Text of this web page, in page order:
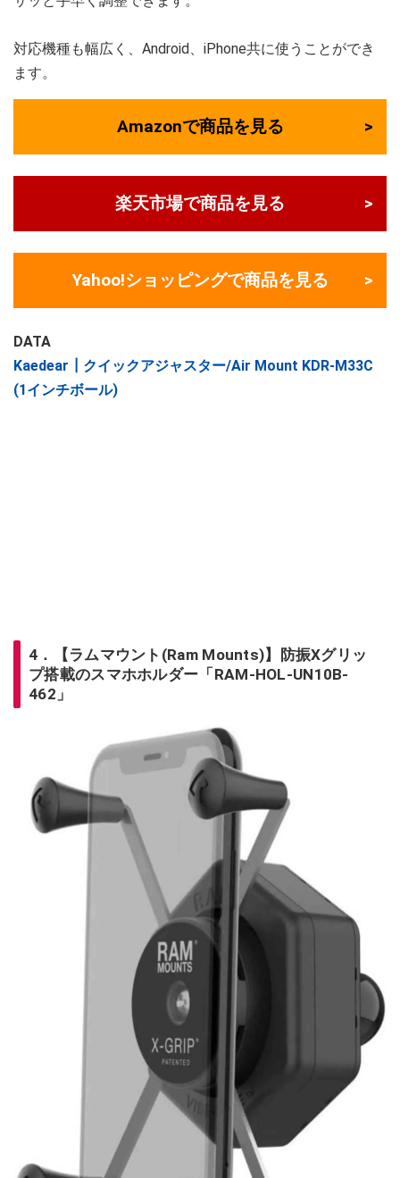
対応機種も幅広く、Android、iPhone共に使うことができ
ます。
Amazonで商品を見る
楽天市場で商品を見る
Yahoo!ショッピングで商品を見る
DATA
Kaedear┃クイックアジャスター/Air Mount KDR-M33C
(1インチボール)
4．【ラムマウント(Ram Mounts)】防振Xグリッ
プ搭載のスマホホルダー「RAM-HOL-UN10B-
462」